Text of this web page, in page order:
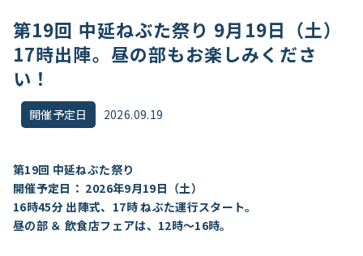
第19回 中延ねぶた祭り 9月19日（土）
17時出陣。昼の部もお楽しみくださ
い！
開催予定日 2026.09.19
第19回 中延ねぶた祭り
開催予定日： 2026年9月19日（土）
16時45分 出陣式、17時 ねぶた運行スタート。
昼の部 ＆ 飲食店フェアは、12時～16時。